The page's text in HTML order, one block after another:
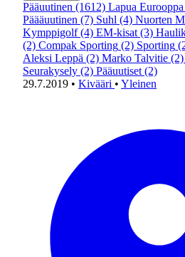
Pääuutinen (1612) Lapua
Päääuutinen (7) Suhl (4) Nuorten
Kymppigolf (4) EM-kisat (3)
(2) Compak Sporting (2) Sporting
Aleksi Leppä (2) Marko Talvitie (2)
Seurakysely (2) Pääuutiset (2)
29.7.2019 • Kivääri • Yleinen